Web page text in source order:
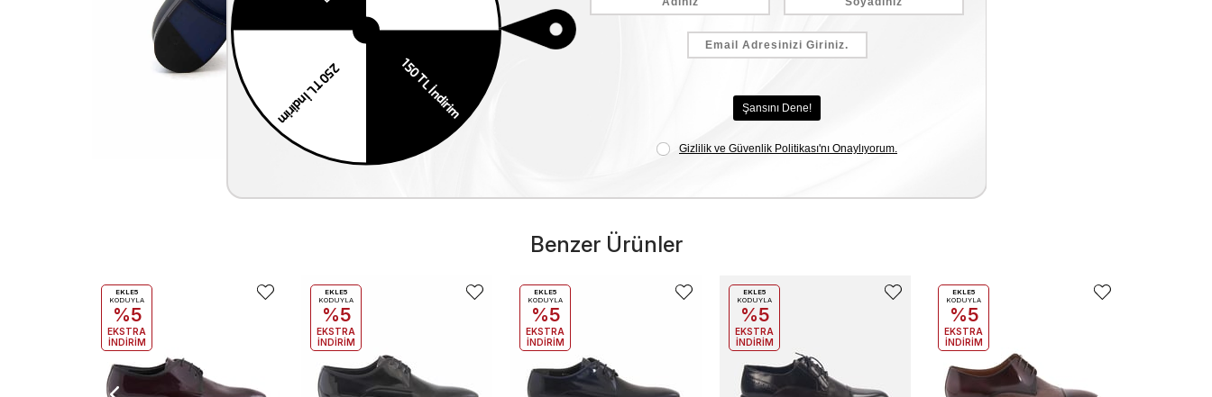
Benzer Ürünler
EKLE5
KODUYLA
%5
EKSTRA
İNDİRİM
EKLE5
KODUYLA
%5
EKSTRA
İNDİRİM
EKLE5
KODUYLA
%5
EKSTRA
İNDİRİM
EKLE5
KODUYLA
%5
EKSTRA
İNDİRİM
EKLE5
KODUYLA
%5
EKSTRA
İNDİRİM